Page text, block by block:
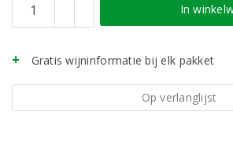
In
Gratis wijninformatie bij elk pakket
Op verlanglijst